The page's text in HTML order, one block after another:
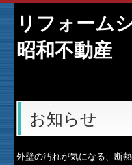
リフォーム
昭和不動産
お知らせ
外壁の汚れが気になる、断